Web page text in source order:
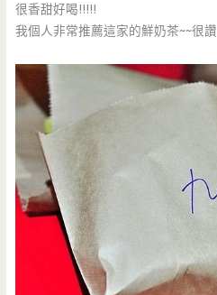
很香甜好喝!!!!!
我個人非常推薦這家的鮮奶茶~~很讚